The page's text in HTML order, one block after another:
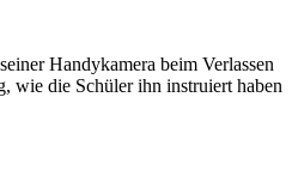
Handykamera beim Verlassen
wie die Schüler ihn instruiert haben